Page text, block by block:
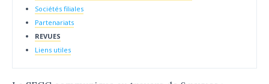
Sociétés filiales
Partenariats
REVUES
Liens utiles